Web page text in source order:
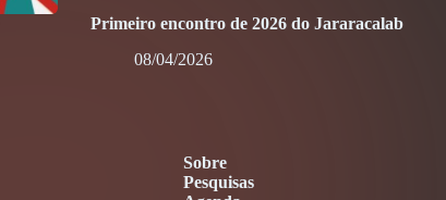
Primeiro encontro de 2026 do Jararacalab
08/04/2026
Sobre
Pesquisas